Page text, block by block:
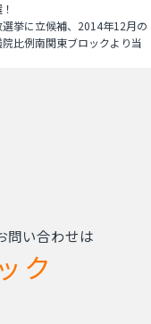
挙に立候補、2014年12月の
比例南関東ブロックより当
問い合わせは
ク